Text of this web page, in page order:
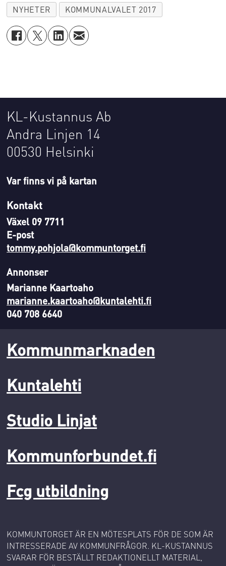
NYHETER
KOMMUNALVALET 2017
KL-Kustannus Ab
Andra Linjen 14
00530 Helsinki
Var finns vi på kartan
Kontakt
Växel 09 7711
E-post
tommy.pohjola@kommuntorget.fi
Annonser
Marianne Kaartoaho
marianne.kaartoaho@kuntalehti.fi
040 708 6640
Kommunmarknaden
Kuntalehti
Studio Linjat
Kommunforbundet.fi
Fcg utbildning
KOMMUNTORGET ÄR EN MÖTESPLATS FÖR DE SOM ÄR
INTRESSERADE AV KOMMUNFRÅGOR. KL-KUSTANNUS
SVARAR FÖR BESTÄLLT REDAKTIONELLT MATERIAL,